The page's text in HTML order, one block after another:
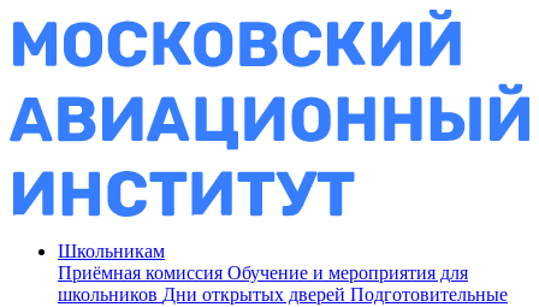
Школьникам
Приёмная комиссия Обучение и мероприятия для
школьников Дни открытых дверей Подготовительные